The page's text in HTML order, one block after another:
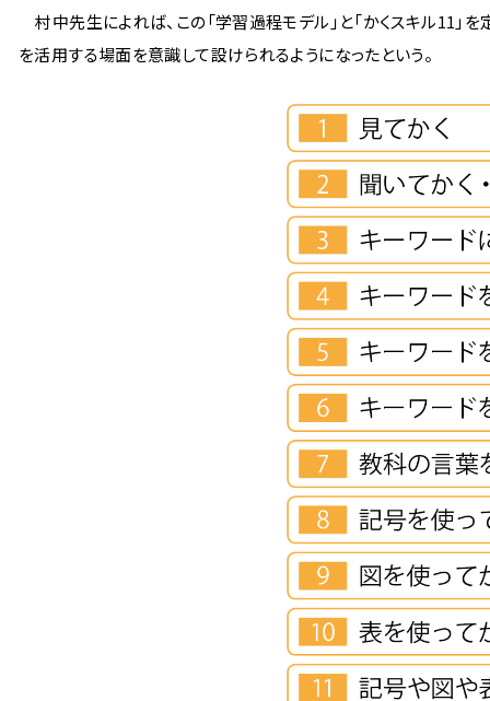
村中先生によれば、この「学習過程モデル」と「かくスキル11」
を活用する場面を意識して設けられるようになったという。